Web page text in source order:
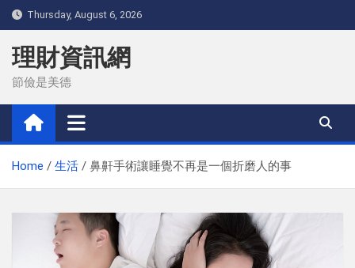
Skip
to
content
Thursday, August 6, 2026
理財資訊網
節儉是美德
Home 生活 鼻鼾手術讓睡覺不再是一個折磨人的事